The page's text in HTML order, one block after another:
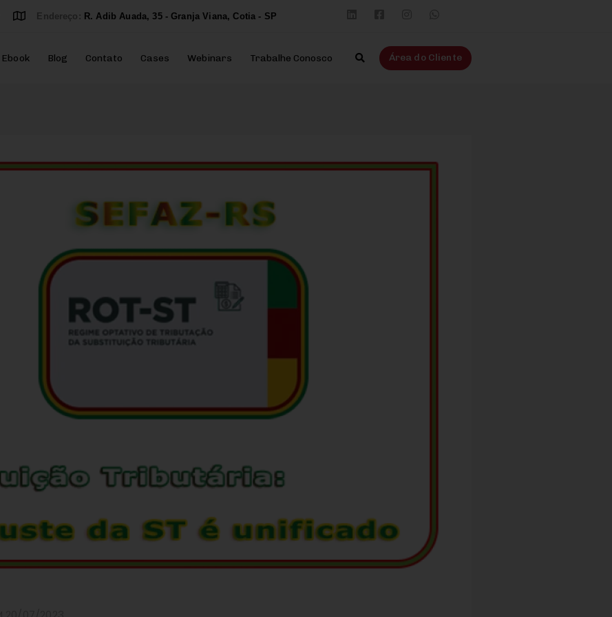
Endereço: R. Adib Auada, 35 - Granja Viana, Cotia - SP
Ebook Blog Contato Cases Webinars Trabalhe Conosco Área do Cliente